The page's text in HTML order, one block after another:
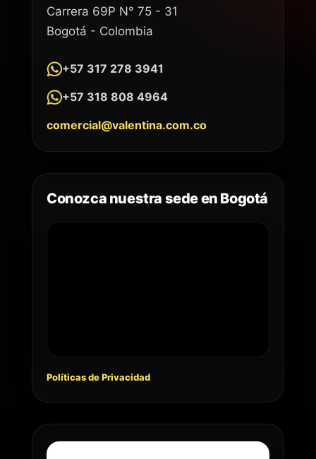
Carrera 69P N° 75 - 31
Bogotá - Colombia
+57 317 278 3941
+57 318 808 4964
comercial@valentina.com.co
Conozca nuestra sede en Bogotá
Políticas de Privacidad